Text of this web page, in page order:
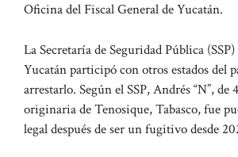
Oficina del Fiscal General de Yucatán.
La Secretaría de Seguridad Pública
Yucatán participó con otros estados del
arrestarlo. Según el SSP, Andrés “N”, de
originaria de Tenosique, Tabasco, fue
legal después de ser un fugitivo desde